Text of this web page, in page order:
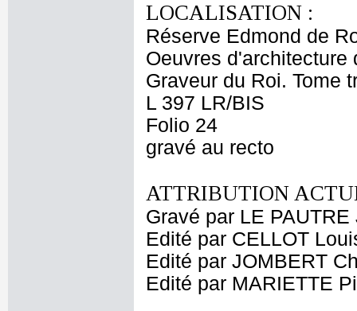
LOCALISATION :
Réserve Edmond de
Oeuvres d'architecture
Graveur du Roi. Tome
L 397 LR/BIS
Folio 24
gravé au recto
ATTRIBUTION
Gravé par LE PAUTRE
Edité par CELLOT
Edité par JOMBERT
Edité par MARIETTE